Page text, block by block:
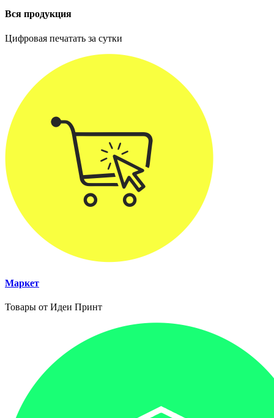
Вся продукция
Цифровая печатать за сутки
Маркет
Товары от Идеи Принт